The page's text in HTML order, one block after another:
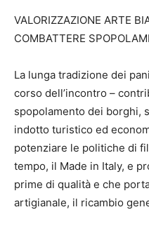
VALORIZZAZIONE ARTE
COMBATTERE
La lunga tradizione dei
corso dell’incontro –
spopolamento dei borghi,
indotto turistico ed
potenziare le politiche di
tempo, il Made in Italy, e
prime di qualità e che
artigianale, il ricambio